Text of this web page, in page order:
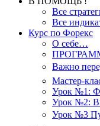
Все
Все
Курс по Форекс
О себе…
Важно
Мастер-
Урок №1:
Урок №2:
Урок №3